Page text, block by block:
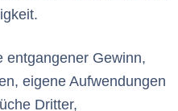
entgangener Gewinn,
eigene Aufwendungen
Dritter,